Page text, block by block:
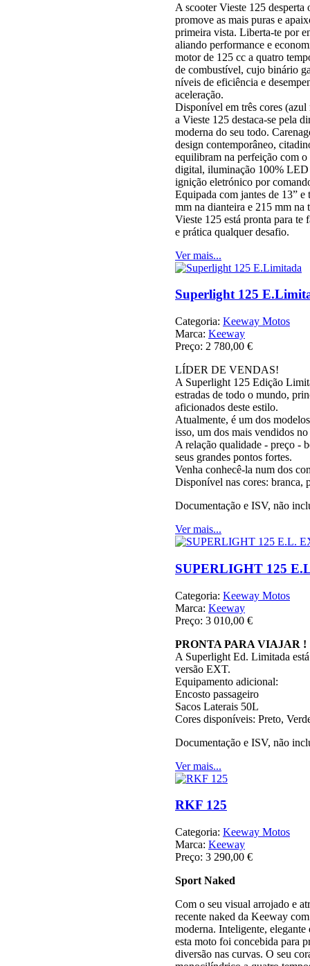
A scooter Vieste 125 desperta
promove as mais puras e
primeira vista. Liberta-te por
aliando performance e
motor de 125 cc a quatro
de combustível, cujo binário
níveis de eficiência e
aceleração.
Disponível em três cores (azul
a Vieste 125 destaca-se pela
moderna do seu todo.
design contemporâneo,
equilibram na perfeição com
digital, iluminação 100% LED
ignição eletrónico por
Equipada com jantes de 13” e
mm na dianteira e 215 mm na
Vieste 125 está pronta para te
e prática qualquer desafio.
Ver mais...
Superlight 125
Categoria: Keeway Motos
Marca: Keeway
Preço: 2 780,00 €
LÍDER DE VENDAS!
A Superlight 125 Edição
estradas de todo o mundo,
aficionados deste estilo.
Atualmente, é um dos
isso, um dos mais vendidos
A relação qualidade - preço -
seus grandes pontos fortes.
Venha conhecê-la num dos
Disponível nas cores: branca,
Documentação e ISV, não
Ver mais...
SUPERLIGHT 125
Categoria: Keeway Motos
Marca: Keeway
Preço: 3 010,00 €
PRONTA PARA VIAJAR !
A Superlight Ed. Limitada
versão EXT.
Equipamento adicional:
Encosto passageiro
Sacos Laterais 50L
Cores disponíveis: Preto,
Documentação e ISV, não
Ver mais...
RKF 125
Categoria: Keeway Motos
Marca: Keeway
Preço: 3 290,00 €
Sport Naked
Com o seu visual arrojado e
recente naked da Keeway
moderna. Inteligente,
esta moto foi concebida para
diversão nas curvas. O seu